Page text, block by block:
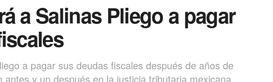
a Salinas Pliego a pagar
a pagar sus deudas fiscales después de años de
antes y un después en la justicia tributaria mexicana.